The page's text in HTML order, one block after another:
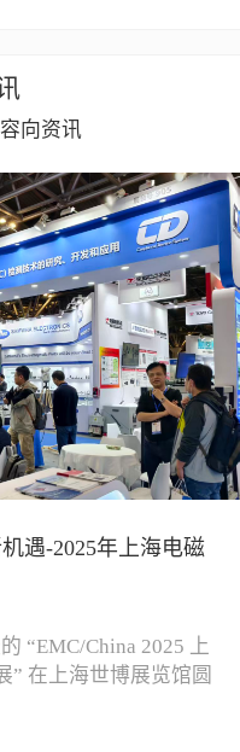
向资讯
遇-2025年上海电磁
“EMC/China 2025 上
” 在上海世博展览馆圆
行业盛会，本届展